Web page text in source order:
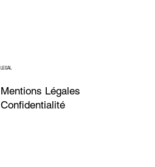
LEGAL
Confidentialité
Mentions Légales